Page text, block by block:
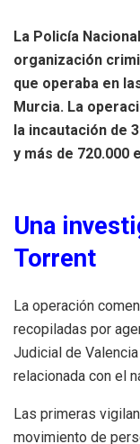
La Policía
organización
que operaba en
Murcia. La
la incautación de
y más de
Una
Torrent
La operación
recopiladas por
Judicial de
relacionada con el
Las primeras
movimiento de